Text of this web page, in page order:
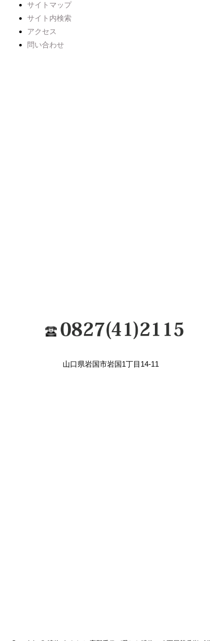
サイトマップ
サイト内検索
アクセス
問い合わせ
山口県岩国市岩国1丁目14-11